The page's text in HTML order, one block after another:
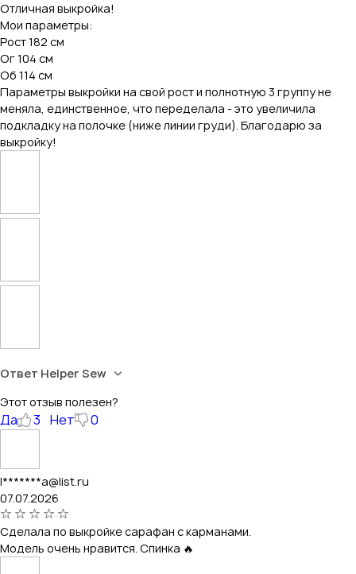
Отличная выкройка!
Мои параметры:
Рост 182 см
Ог 104 см
Об 114 см
Параметры выкройки на свой рост и полнотную 3 группу не
меняла, единственное, что переделала - это увеличила
подкладку на полочке (ниже линии груди). Благодарю за
выкройку!
Ответ Helper Sew
Этот отзыв полезен?
Да 3 Нет 0
l*******a@list.ru
07.07.2026
Сделала по выкройке сарафан с карманами.
Модель очень нравится. Спинка 🔥